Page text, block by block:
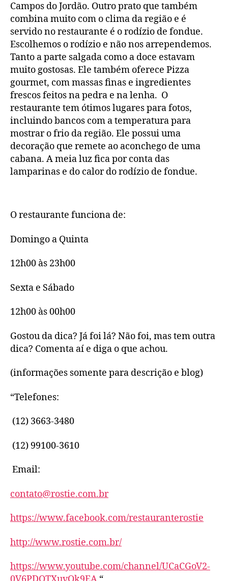
Campos do Jordão. Outro prato que também
combina muito com o clima da região e é
servido no restaurante é o rodízio de fondue.
Escolhemos o rodízio e não nos arrependemos.
Tanto a parte salgada como a doce estavam
muito gostosas. Ele também oferece Pizza
gourmet, com massas finas e ingredientes
frescos feitos na pedra e na lenha. O
restaurante tem ótimos lugares para fotos,
incluindo bancos com a temperatura para
mostrar o frio da região. Ele possui uma
decoração que remete ao aconchego de uma
cabana. A meia luz fica por conta das
lamparinas e do calor do rodízio de fondue.
O restaurante funciona de:
Domingo a Quinta
12h00 às 23h00
Sexta e Sábado
12h00 às 00h00
Gostou da dica? Já foi lá? Não foi, mas tem outra
dica? Comenta aí e diga o que achou.
(informações somente para descrição e blog)
“Telefones:
(12) 3663-3480
(12) 99100-3610
Email:
contato@rostie.com.br
https://www.facebook.com/restauranterostie
http://www.rostie.com.br/
https://www.youtube.com/channel/UCaCGoV2-